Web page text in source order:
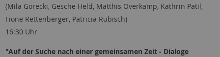
(Mila Gorecki, Gesche Held, Matthis Overkamp, Kathrin Patil,
Fione Rettenberger, Patricia Rubisch)
16:30 Uhr
"Auf der Suche nach einer gemeinsamen Zeit - Dialoge